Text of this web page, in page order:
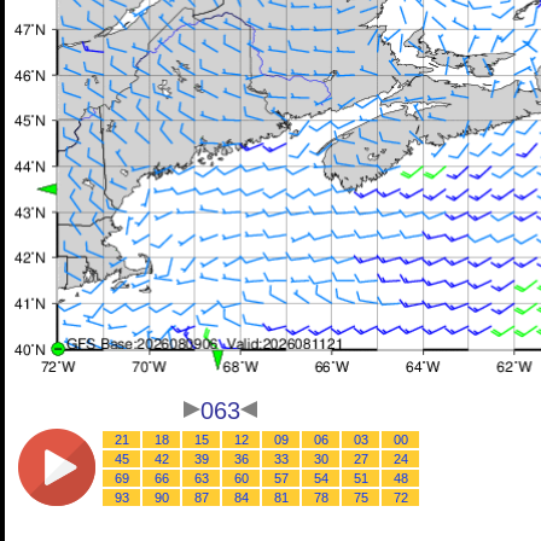
063
00
03
06
09
12
15
18
21
24
27
30
33
36
39
42
45
48
51
54
57
60
63
66
69
72
75
78
81
84
87
90
93